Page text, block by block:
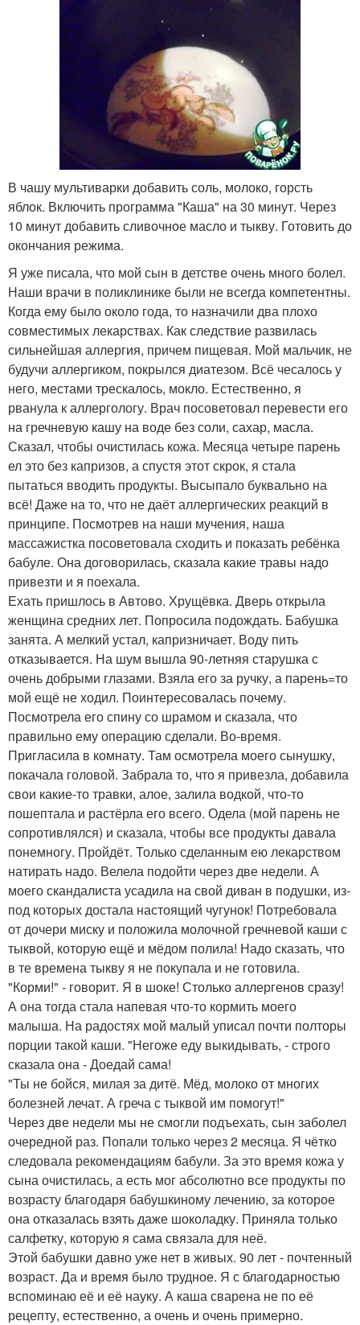
В чашу мультиварки добавить соль, молоко, горсть
яблок. Включить программа "Каша" на 30 минут. Через
10 минут добавить сливочное масло и тыкву. Готовить до
окончания режима.
Я уже писала, что мой сын в детстве очень много болел.
Наши врачи в поликлинике были не всегда компетентны.
Когда ему было около года, то назначили два плохо
совместимых лекарствах. Как следствие развилась
сильнейшая аллергия, причем пищевая. Мой мальчик, не
будучи аллергиком, покрылся диатезом. Всё чесалось у
него, местами трескалось, мокло. Естественно, я
рванула к аллергологу. Врач посоветовал перевести его
на гречневую кашу на воде без соли, сахар, масла.
Сказал, чтобы очистилась кожа. Месяца четыре парень
ел это без капризов, а спустя этот скрок, я стала
пытаться вводить продукты. Высыпало буквально на
всё! Даже на то, что не даёт аллергических реакций в
принципе. Посмотрев на наши мучения, наша
массажистка посоветовала сходить и показать ребёнка
бабуле. Она договорилась, сказала какие травы надо
привезти и я поехала.
Ехать пришлось в Автово. Хрущёвка. Дверь открыла
женщина средних лет. Попросила подождать. Бабушка
занята. А мелкий устал, капризничает. Воду пить
отказывается. На шум вышла 90-летняя старушка с
очень добрыми глазами. Взяла его за ручку, а парень=то
мой ещё не ходил. Поинтересовалась почему.
Посмотрела его спину со шрамом и сказала, что
правильно ему операцию сделали. Во-время.
Пригласила в комнату. Там осмотрела моего сынушку,
покачала головой. Забрала то, что я привезла, добавила
свои какие-то травки, алое, залила водкой, что-то
пошептала и растёрла его всего. Одела (мой парень не
сопротивлялся) и сказала, чтобы все продукты давала
понемногу. Пройдёт. Только сделанным ею лекарством
натирать надо. Велела подойти через две недели. А
моего скандалиста усадила на свой диван в подушки, из-
под которых достала настоящий чугунок! Потребовала
от дочери миску и положила молочной гречневой каши с
тыквой, которую ещё и мёдом полила! Надо сказать, что
в те времена тыкву я не покупала и не готовила.
"Корми!" - говорит. Я в шоке! Столько аллергенов сразу!
А она тогда стала напевая что-то кормить моего
малыша. На радостях мой малый уписал почти полторы
порции такой каши. "Негоже еду выкидывать, - строго
сказала она - Доедай сама!
"Ты не бойся, милая за дитё. Мёд, молоко от многих
болезней лечат. А греча с тыквой им помогут!"
Через две недели мы не смогли подъехать, сын заболел
очередной раз. Попали только через 2 месяца. Я чётко
следовала рекомендациям бабули. За это время кожа у
сына очистилась, а есть мог абсолютно все продукты по
возрасту благодаря бабушкиному лечению, за которое
она отказалась взять даже шоколадку. Приняла только
салфетку, которую я сама связала для неё.
Этой бабушки давно уже нет в живых. 90 лет - почтенный
возраст. Да и время было трудное. Я с благодарностью
вспоминаю её и её науку. А каша сварена не по её
рецепту, естественно, а очень и очень примерно.